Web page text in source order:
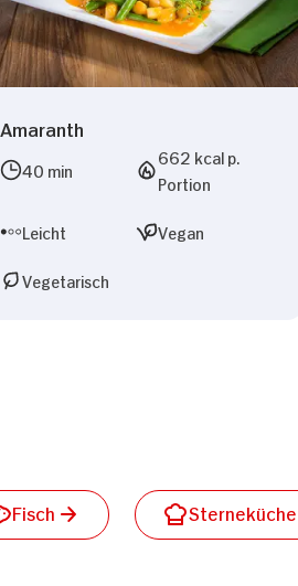
Amaranth
40 min
662 kcal p.
Portion
Leicht Vegan
Vegetarisch
Fisch